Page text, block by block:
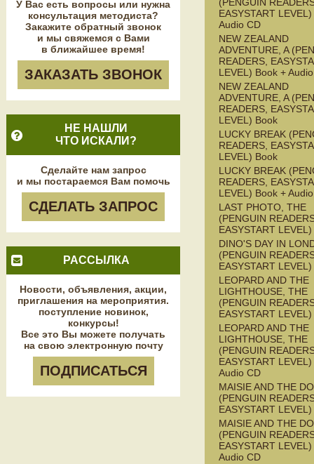
У Вас есть вопросы или нужна
консультация методиста?
Закажите обратный звонок
и мы свяжемся с Вами
в ближайшее время!
ЗАКАЗАТЬ ЗВОНОК
НЕ НАШЛИ
ЧТО ИСКАЛИ?
Сделайте нам запрос
и мы постараемся Вам помочь
СДЕЛАТЬ ЗАПРОС
РАССЫЛКА
Новости, объявления, акции,
приглашения на мероприятия.
поступление новинок,
конкурсы!
Все это Вы можете получать
на свою электронную почту
ПОДПИСАТЬСЯ
EASYSTART
Audio CD
NEW ZEALAND
ADVENTURE, A
READERS,
LEVEL) Book +
NEW ZEALAND
ADVENTURE, A
READERS,
LEVEL) Book
LUCKY BREAK
READERS,
LEVEL) Book
LUCKY BREAK
READERS,
LEVEL) Book +
LAST PHOTO, THE
(PENGUIN
EASYSTART
DINO'S DAY IN
(PENGUIN
EASYSTART
LEOPARD AND THE
LIGHTHOUSE, THE
(PENGUIN
EASYSTART
LEOPARD AND THE
LIGHTHOUSE, THE
(PENGUIN
EASYSTART
Audio CD
MAISIE AND THE
(PENGUIN
EASYSTART
MAISIE AND THE
(PENGUIN
EASYSTART
Audio CD